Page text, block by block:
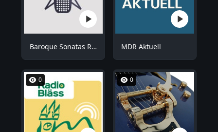
Baroque Sonatas Radio MDR Aktuell
0 0